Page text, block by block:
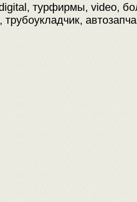
турфирмы, video,